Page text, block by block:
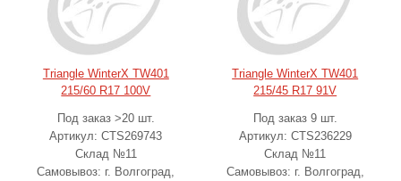
Triangle WinterX TW401
215/60 R17 100V
Под заказ >20 шт.
Артикул: CTS269743
Склад №11
Самовывоз: г. Волгоград,
Triangle WinterX TW401
215/45 R17 91V
Под заказ 9 шт.
Артикул: CTS236229
Склад №11
Самовывоз: г. Волгоград,